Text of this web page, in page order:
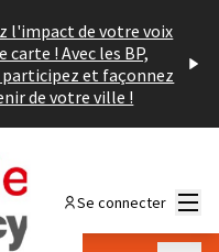
l'impact de votre voix
carte ! Avec les BP,
et façonnez
de votre ville !
Se connecter